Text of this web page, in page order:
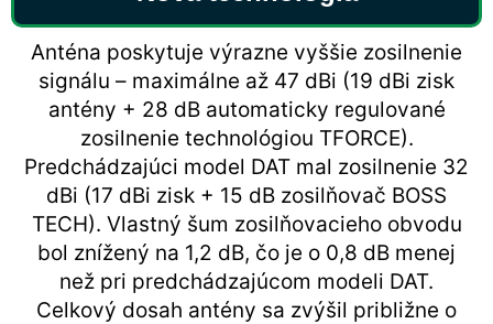
Anténa poskytuje výrazne vyššie zosilnenie
signálu – maximálne až 47 dBi (19 dBi zisk
antény + 28 dB automaticky regulované
zosilnenie technológiou TFORCE).
Predchádzajúci model DAT mal zosilnenie 32
dBi (17 dBi zisk + 15 dB zosilňovač BOSS
TECH). Vlastný šum zosilňovacieho obvodu
bol znížený na 1,2 dB, čo je o 0,8 dB menej
než pri predchádzajúcom modeli DAT.
Celkový dosah antény sa zvýšil približne o